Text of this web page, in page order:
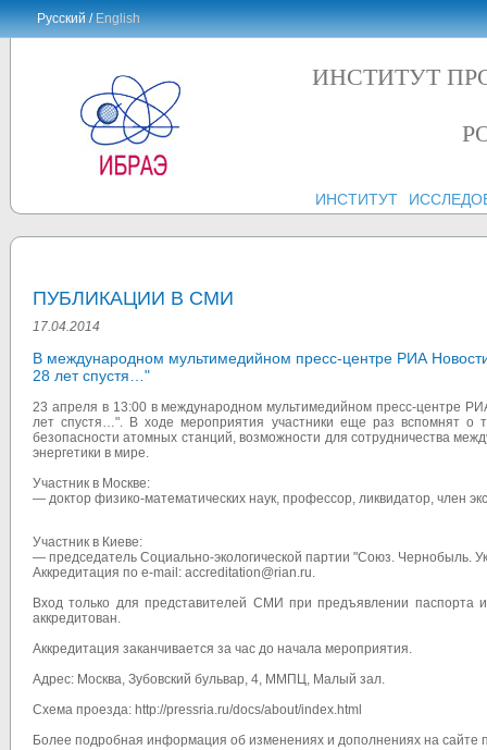
Русский /English
ИНСТИТУТ
ИНСТИТУТ
ПУБЛИКАЦИИ В СМИ
17.04.2014
В международном мультимедийном пресс-центре РИА
28 лет спустя…"
23 апреля в 13:00 в международном мультимедийном пресс-центре
лет спустя…". В ходе мероприятия участники еще раз вспомнят о
безопасности атомных станций, возможности для сотрудничества
энергетики в мире.
Участник в Москве:
— доктор физико-математических наук, профессор, ликвидатор, член
Участник в Киеве:
— председатель Социально-экологической партии "Союз. Чернобыль.
Аккредитация по e-mail: accreditation@rian.ru.
Вход только для представителей СМИ при предъявлении
аккредитован.
Аккредитация заканчивается за час до начала мероприятия.
Адрес: Москва, Зубовский бульвар, 4, ММПЦ, Малый зал.
Схема проезда: http://pressria.ru/docs/about/index.html
Более подробная информация об изменениях и дополнениях на сайте